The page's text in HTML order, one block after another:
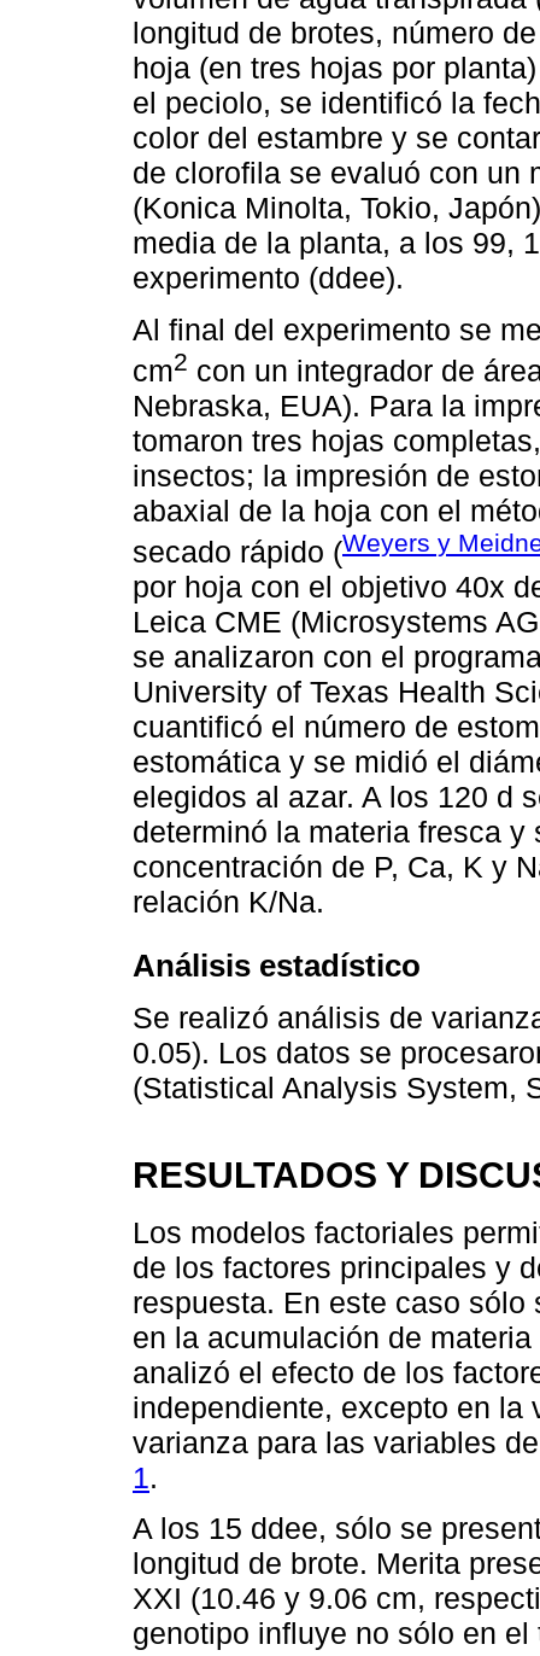
longitud de brotes, número
hoja (en tres hojas por
el peciolo, se identificó la
color del estambre y se
de clorofila se evaluó con un
(Konica Minolta, Tokio,
media de la planta, a los 99,
experimento (ddee).
Al final del experimento se
cm2 con un integrador de
Nebraska, EUA). Para la
tomaron tres hojas
insectos; la impresión de
abaxial de la hoja con el
secado rápido (Weyers y
por hoja con el objetivo 40x
Leica CME (Microsystems
se analizaron con el
University of Texas Health
cuantificó el número de
estomática y se midió el
elegidos al azar. A los 120 d
determinó la materia fresca
concentración de P, Ca, K y
relación K/Na.
Análisis estadístico
Se realizó análisis de
0.05). Los datos se
(Statistical Analysis System,
RESULTADOS Y
Los modelos factoriales
de los factores principales y
respuesta. En este caso
en la acumulación de
analizó el efecto de los
independiente, excepto en
varianza para las variables
1.
A los 15 ddee, sólo se
longitud de brote. Merita
XXI (10.46 y 9.06 cm,
genotipo influye no sólo en